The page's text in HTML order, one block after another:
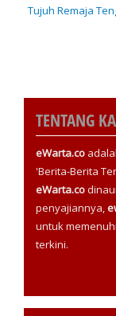
Tujuh Remaja
TENTANG
eWarta.co
'Berita-Berita
eWarta.co
penyajiannya,
untuk
terkini.